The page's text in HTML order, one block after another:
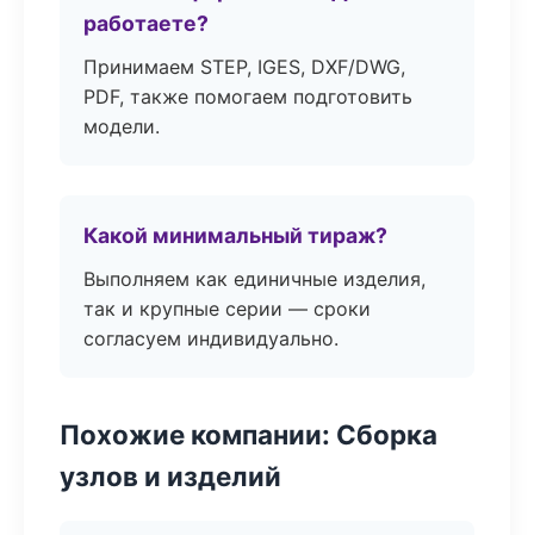
работаете?
Принимаем STEP, IGES, DXF/DWG,
PDF, также помогаем подготовить
модели.
Какой минимальный тираж?
Выполняем как единичные изделия,
так и крупные серии — сроки
согласуем индивидуально.
Похожие компании: Сборка
узлов и изделий